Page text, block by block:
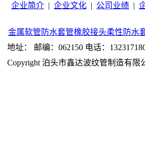
企业简介 | 企业文化 | 公司业绩 |
金属软管 防水套管橡胶接头柔性防水
地址： 邮编：062150 电话：
Copyright 泊头市鑫达波纹管制造有限